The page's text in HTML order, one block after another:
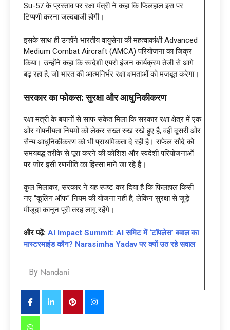
Su-57 के प्रस्ताव पर रक्षा मंत्री ने कहा कि फिलहाल इस पर
टिप्पणी करना जल्दबाजी होगी।
इसके साथ ही उन्होंने भारतीय वायुसेना की महत्वाकांक्षी Advanced
Medium Combat Aircraft (AMCA) परियोजना का जिक्र
किया। उन्होंने कहा कि स्वदेशी एयरो इंजन कार्यक्रम तेजी से आगे
बढ़ रहा है, जो भारत की आत्मनिर्भर रक्षा क्षमताओं को मजबूत करेगा।
सरकार का फोकस: सुरक्षा और आधुनिकीकरण
रक्षा मंत्री के बयानों से साफ संकेत मिला कि सरकार रक्षा क्षेत्र में एक
ओर गोपनीयता नियमों को लेकर सख्त रुख रखे हुए है, वहीं दूसरी ओर
सैन्य आधुनिकीकरण को भी प्राथमिकता दे रही है। राफेल सौदे को
समयबद्ध तरीके से पूरा करने की कोशिश और स्वदेशी परियोजनाओं
पर जोर इसी रणनीति का हिस्सा माने जा रहे हैं।
कुल मिलाकर, सरकार ने यह स्पष्ट कर दिया है कि फिलहाल किसी
नए “कूलिंग ऑफ” नियम की योजना नहीं है, लेकिन सुरक्षा से जुड़े
मौजूदा कानून पूरी तरह लागू रहेंगे।
और पढ़ें: AI Impact Summit: AI समिट में ‘टॉपलेस’ बवाल का
मास्टरमाइंड कौन? Narasimha Yadav पर क्यों उठ रहे सवाल
By Nandani